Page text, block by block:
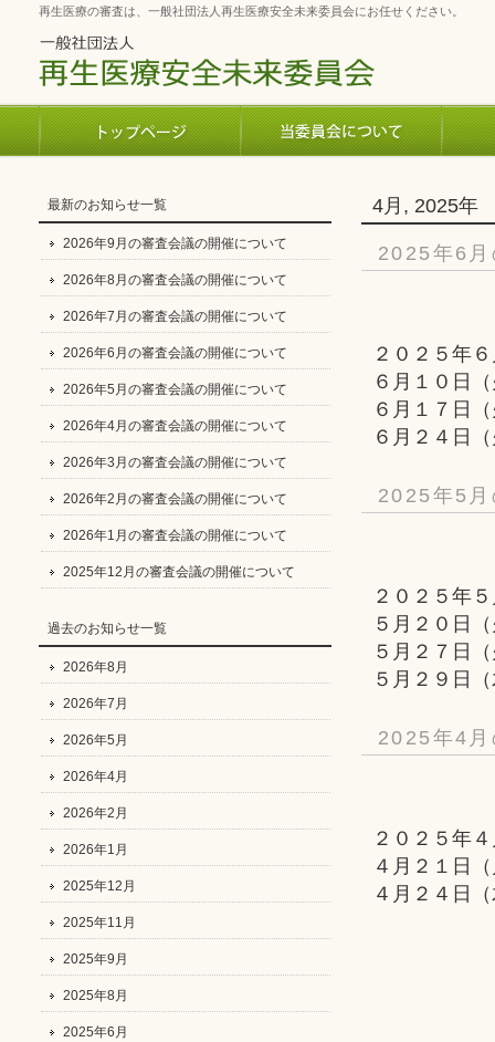
再生医療の審査は、一般社団法人再生医療安全未来委員会にお任せください。
4月, 2025年
2025年6月
２０２５年
６月１０日
６月１７日
６月２４日
2025年5月
２０２５年
５月２０日
５月２７日
５月２９日
2025年4月
２０２５年
４月２１日
４月２４日
最新のお知らせ一覧
2026年9月の審査会議の開催について
2026年8月の審査会議の開催について
2026年7月の審査会議の開催について
2026年6月の審査会議の開催について
2026年5月の審査会議の開催について
2026年4月の審査会議の開催について
2026年3月の審査会議の開催について
2026年2月の審査会議の開催について
2026年1月の審査会議の開催について
2025年12月の審査会議の開催について
過去のお知らせ一覧
2026年8月
2026年7月
2026年5月
2026年4月
2026年2月
2026年1月
2025年12月
2025年11月
2025年9月
2025年8月
2025年6月